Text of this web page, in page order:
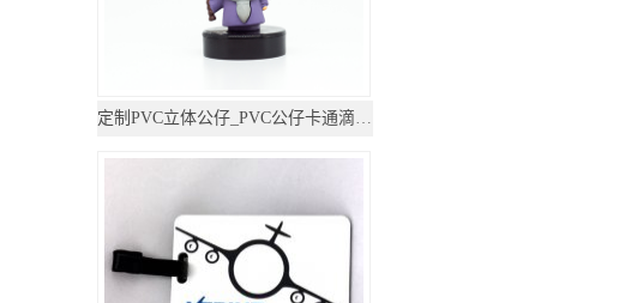
定制PVC立体公仔_PVC公仔卡通滴胶摆件